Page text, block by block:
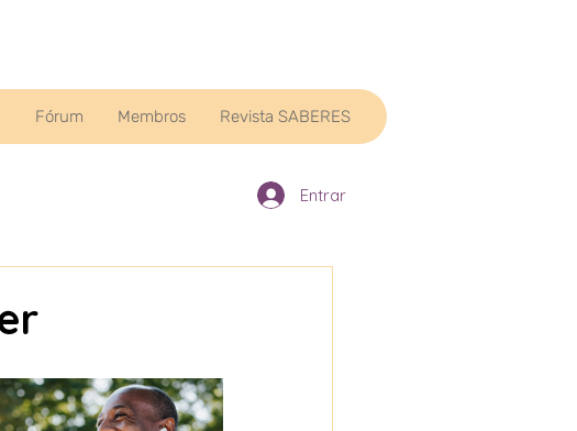
Fórum Membros Revista SABERES
Entrar